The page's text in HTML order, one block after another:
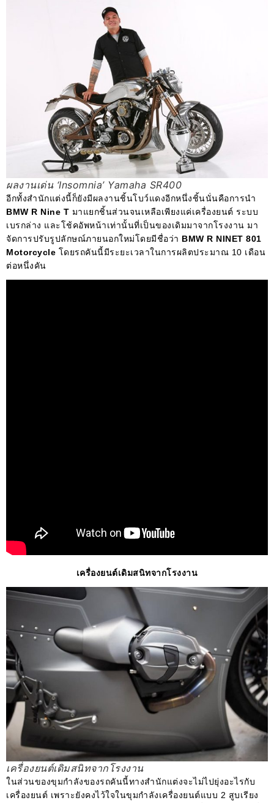
ผลงานเด่น ‘Insomnia’ Yamaha SR400
อีกทั้งสำนักแต่งนี้ก็ยังมีผลงานชิ้นโบว์แดงอีกหนึ่งชิ้นนั่นคือการนำ
BMW R Nine T มาแยกชิ้นส่วนจนเหลือเพียงแค่เครื่องยนต์ ระบบ
เบรกล่าง และโช้คอัพหน้าเท่านั้นที่เป็นของเดิมมาจากโรงงาน มา
จัดการปรับรูปลักษณ์ภายนอกใหม่โดยมีชื่อว่า BMW R NINET 801
Motorcycle โดยรถคันนี้มีระยะเวลาในการผลิตประมาณ 10 เดือน
ต่อหนึ่งคัน
เครื่องยนต์เดิมสนิทจากโรงงาน
เครื่องยนต์เดิมสนิทจากโรงงาน
ในส่วนของขุมกำลังของรถคันนี้ทางสำนักแต่งจะไม่ไปยุ่งอะไรกับ
เครื่องยนต์ เพราะยังคงไว้ใจในขุมกำลังเครื่องยนต์แบบ 2 สูบเรียง